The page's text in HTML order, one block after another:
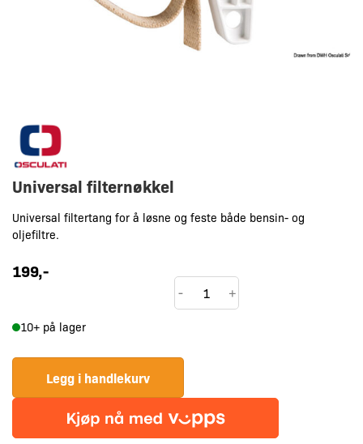
Universal filternøkkel
Universal filtertang for å løsne og feste både bensin- og
oljefiltre.
199,-
Universal
filternøkkel
- +
10+ på lager
Legg i handlekurv